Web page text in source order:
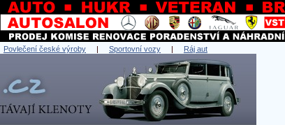
Povlečení české výroby | Sportovní vozy | Ráj aut